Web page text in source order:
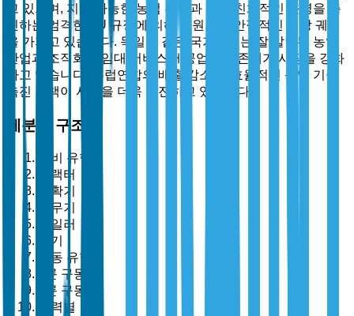
고 있으며, 지속 가능한 농업 관행과 환경 친화적인 운영을 촉
진하는 엄격한 EU 규정에 의해 지원되는 안정적인 성장 궤적
을 가지고 있습니다. 독일과 같은 국가에서는 잘 발달된 농업
산업과 조직화된 임대 서비스 제공업체의 존재가 시장을 강화
하고 있습니다. 유럽연합의 배출 감소 및 효율적인 농업 기술
촉진 정책이 시장을 더욱 촉진하고 있습니다.
세분화 구조
장비 유형별
트랙터
수확기
분무기
베일러
쟁기
구동 유형별
2륜 구동
4륜 구동
출력별